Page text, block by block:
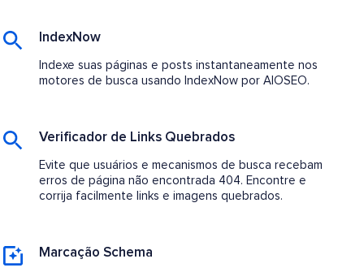
IndexNow
Indexe suas páginas e posts instantaneamente nos
motores de busca usando IndexNow por AIOSEO.
Verificador de Links Quebrados
Evite que usuários e mecanismos de busca recebam
erros de página não encontrada 404. Encontre e
corrija facilmente links e imagens quebrados.
Marcação Schema